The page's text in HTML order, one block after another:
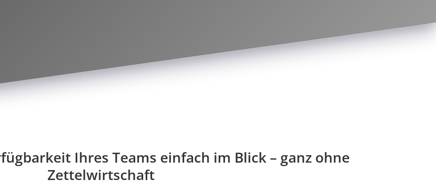
Ihres Teams einfach im Blick – ganz ohne
Zettelwirtschaft